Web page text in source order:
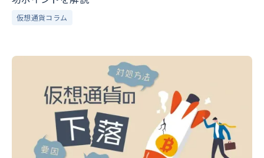
仮想通貨コラム